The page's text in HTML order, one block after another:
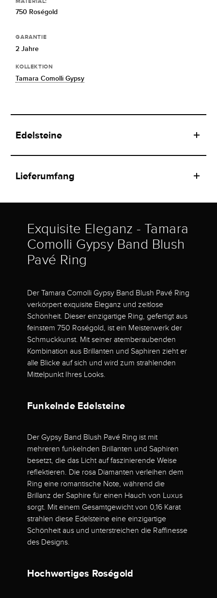
750 Roségold
GARANTIE
2 Jahre
KOLLEKTION
Tamara Comolli Gypsy
Edelsteine
Lieferumfang
Exquisite Eleganz - Tamara
Comolli Gypsy Band Blush
Pavé Ring
Der Tamara Comolli Gypsy Band Blush Pavé Ring
verkörpert exquisite Eleganz und zeitlose
Schönheit. Dieser einzigartige Ring, gefertigt aus
feinstem 750 Roségold, ist ein Meisterwerk der
Schmuckkunst. Mit seiner atemberaubenden
Kombination aus Brillanten und Saphiren zieht er
alle Blicke auf sich und wird zum strahlenden
Mittelpunkt Ihres Looks.
Funkelnde Edelsteine
Der Gypsy Band Blush Pavé Ring ist mit
mehreren funkelnden Brillanten und Saphiren
besetzt, die das Licht auf faszinierende Weise
reflektieren. Die rosa Diamanten verleihen dem
Ring eine romantische Note, während die
Brillanz der Saphire für einen Hauch von Luxus
sorgt. Mit einem Gesamtgewicht von 0,16 Karat
strahlen diese Edelsteine eine einzigartige
Schönheit aus und unterstreichen die Raffinesse
des Designs.
Hochwertiges Roségold